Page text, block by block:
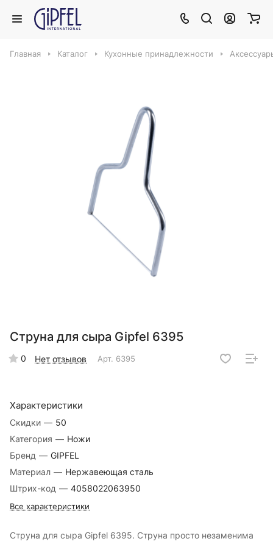
Главная Каталог Кухонные принадлежности
Струна для сыра Gipfel 6395
0 Нет отзывов Арт. 6395
Характеристики
Скидки — 50
Категория — Ножи
Бренд — GIPFEL
Материал — Нержавеющая сталь
Штрих-код — 4058022063950
Все характеристики
Струна для сыра Gipfel 6395. Струна просто незаменима